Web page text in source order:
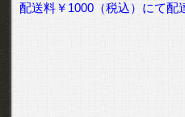
配送料￥1000（税込）にて配